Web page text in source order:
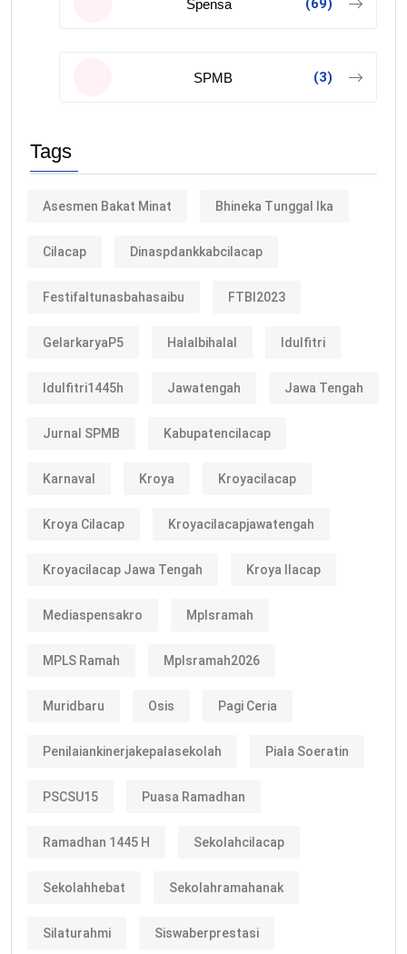
Spensa (69)
SPMB (3)
Tags
Asesmen Bakat Minat Bhineka Tunggal Ika
Cilacap Dinaspdankkabcilacap
Festifaltunasbahasaibu FTBI2023
GelarkaryaP5 Halalbihalal Idulfitri
Idulfitri1445h Jawatengah Jawa Tengah
Jurnal SPMB Kabupatencilacap
Karnaval Kroya Kroyacilacap
Kroya Cilacap Kroyacilacapjawatengah
Kroyacilacap Jawa Tengah Kroya Ilacap
Mediaspensakro Mplsramah
MPLS Ramah Mplsramah2026
Muridbaru Osis Pagi Ceria
Penilaiankinerjakepalasekolah Piala Soeratin
PSCSU15 Puasa Ramadhan
Ramadhan 1445 H Sekolahcilacap
Sekolahhebat Sekolahramahanak
Silaturahmi Siswaberprestasi